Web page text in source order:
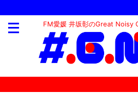
FM愛媛 井坂彰のGreat Noisy